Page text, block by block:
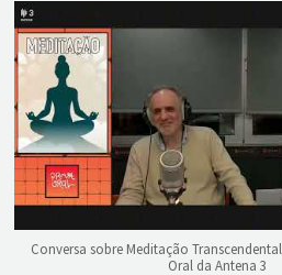
Conversa sobre Meditação
Oral da Antena 3